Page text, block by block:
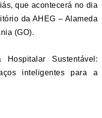
que acontecerá no dia
da AHEG – Alameda
(GO).
Hospitalar Sustentável:
inteligentes para a